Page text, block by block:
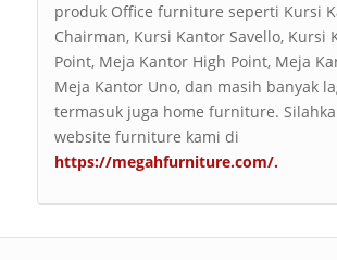
produk Office furniture seperti Kursi
Chairman, Kursi Kantor Savello, Kursi
Point, Meja Kantor High Point, Meja
Meja Kantor Uno, dan masih banyak
termasuk juga home furniture.
website furniture kami di
https://megahfurniture.com/.